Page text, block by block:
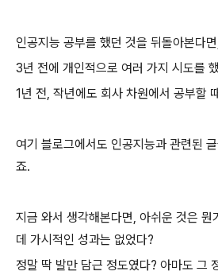
인공지능 공부를 했던 것을 뒤돌아본다
3년 전에 개인적으로 여러 가지 시도를
1년 전, 작년에도 회사 차원에서 공부할
여기 블로그에서도 인공지능과 관련된
죠.
지금 와서 생각해본다면, 아쉬운 것은 뭔
데 가시적인 성과는 없었다?
정말 딱 발만 담근 정도였다? 아마도 그